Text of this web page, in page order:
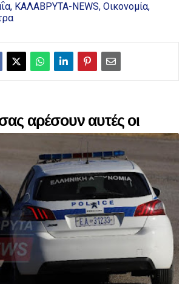
ΚΑΛΑΒΡΥΤΑ-NEWS Οικονομία
αρέσουν αυτές οι